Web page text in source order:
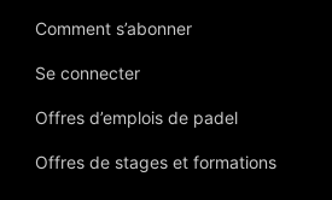
Comment s’abonner
Se connecter
Offres d’emplois de padel
Offres de stages et formations